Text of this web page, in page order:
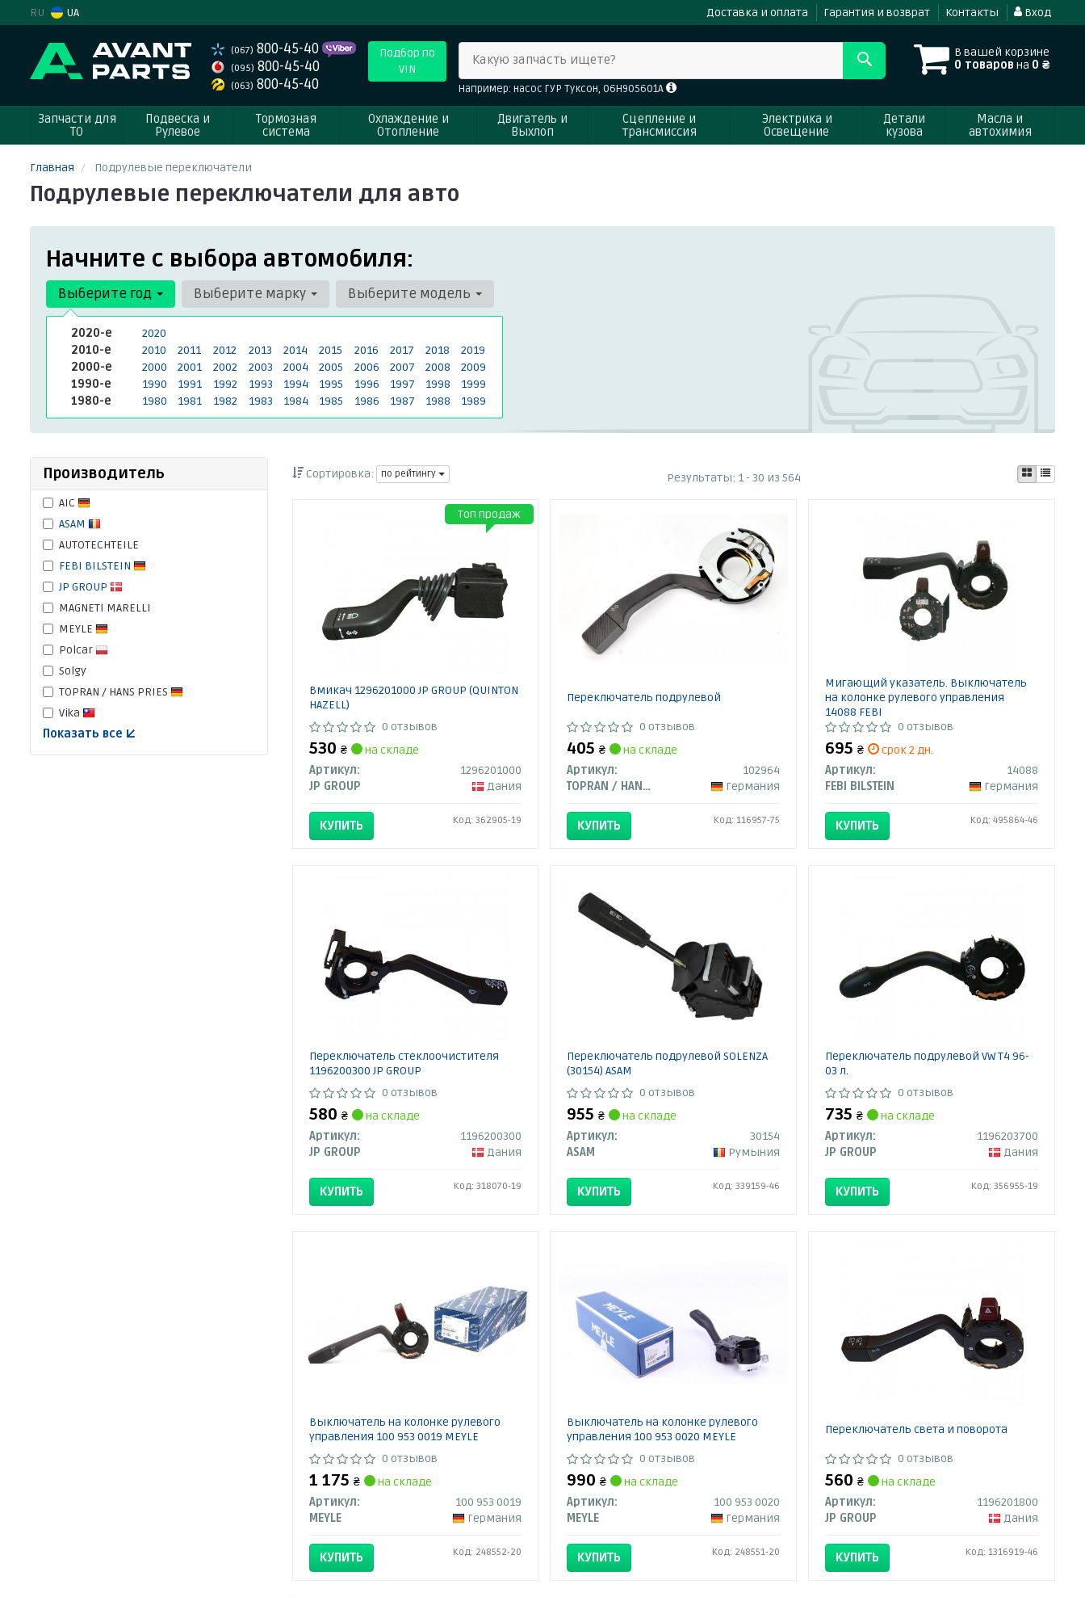
RU UA Доставка и оплата Гарантия и возврат Контакты Вход
(067) 800-45-40
(095) 800-45-40
(063) 800-45-40
Подбор по
VIN
В вашей корзине
0 товаров на 0 ₴
Какую запчасть ищете?
Например: насос ГУР Туксон, 06H905601A
Запчасти для
ТО
Подвеска и
Рулевое
Тормозная
система
Охлаждение и
Отопление
Двигатель и
Выхлоп
Сцепление и
трансмиссия
Электрика и
Освещение
Детали
кузова
Масла и
автохимия
Главная Подрулевые переключатели
Подрулевые переключатели для авто
Начните с выбора автомобиля:
Выберите год
2020-е
2020
2010-е
2010 2011 2012 2013 2014 2015 2016 2017 2018
2019
2000-е
2000 2001 2002 2003 2004 2005 2006 2007 2008
2009
1990-е
1990 1991 1992 1993 1994 1995 1996 1997 1998
1999
1980-е
1980 1981 1982 1983 1984 1985 1986 1987 1988 1989
Выберите марку Выберите модель
Производитель
AIC
ASAM
AUTOTECHTEILE
FEBI BILSTEIN
JP GROUP
MAGNETI MARELLI
MEYLE
Polcar
Solgy
TOPRAN / HANS PRIES
Vika
Показать все ↓
Сортировка: по рейтингу Результаты: 1 - 30 из 564
Вмикач 1296201000 JP GROUP (QUINTON
HAZELL)
0 отзывов
530 ₴
на складе
Артикул:
1296201000
JP GROUP
Дания
КУПИТЬ Код: 362905-19
Топ продаж
Переключатель подрулевой
0 отзывов
405₴
на складе
Артикул:
102964
TOPRAN / HANS PRIES
Германия
КУПИТЬ Код: 116957-75
Мигающий указатель. Выключатель
на колонке рулевого управления
14088 FEBI
0 отзывов
695₴
срок 2 дн.
Артикул:
14088
FEBI BILSTEIN
Германия
КУПИТЬ Код: 495864-46
Переключатель стеклоочистителя
1196200300 JP GROUP
0 отзывов
580 ₴
на складе
Артикул:
1196200300
JP GROUP
Дания
КУПИТЬ Код: 318070-19
Переключатель подрулевой SOLENZA
(30154) ASAM
0 отзывов
955₴
на складе
Артикул:
30154
ASAM
Румыния
КУПИТЬ Код: 339159-46
Переключатель подрулевой VW T4 96-
03 л.
0 отзывов
735₴
на складе
Артикул:
1196203700
JP GROUP
Дания
КУПИТЬ Код: 356955-19
Выключатель на колонке рулевого
управления 100 953 0019 MEYLE
0 отзывов
1 175 ₴
на складе
Артикул:
100 953 0019
MEYLE
Германия
КУПИТЬ Код: 248552-20
Выключатель на колонке рулевого
управления 100 953 0020 MEYLE
0 отзывов
990₴
на складе
Артикул:
100 953 0020
MEYLE
Германия
КУПИТЬ Код: 248551-20
Переключатель света и поворота
0 отзывов
560₴
на складе
Артикул:
1196201800
JP GROUP
Дания
КУПИТЬ Код: 1316919-46